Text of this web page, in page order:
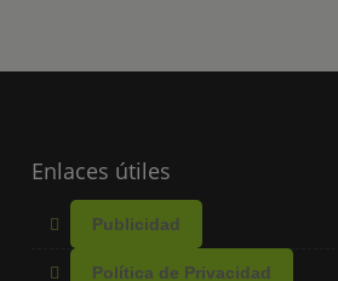
Enlaces útiles
Publicidad
Política de Privacidad